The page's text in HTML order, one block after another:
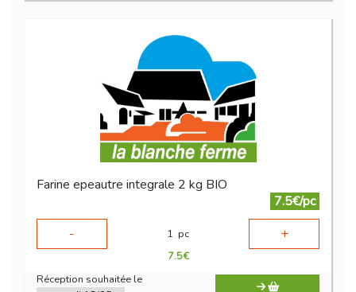
Farine epeautre integrale 2 kg BIO
7.5€/pc
-
1 pc +
7.5€
Réception souhaitée le